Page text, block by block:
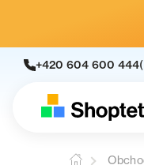
+420 604 600 444